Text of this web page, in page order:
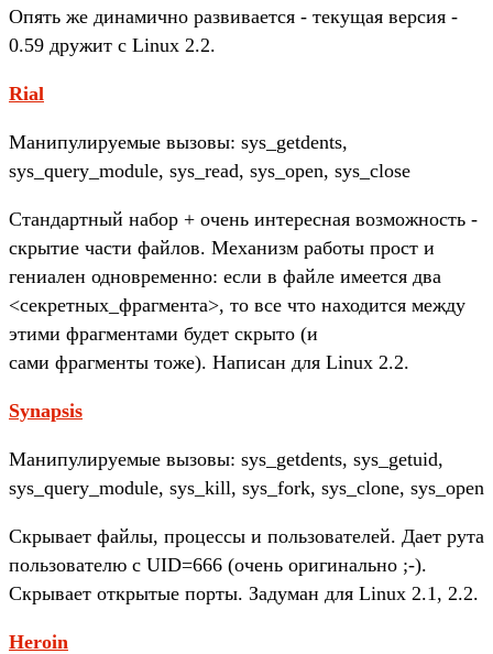
Опять же динамично развивается - текущая версия -
0.59 дружит с Linux 2.2.
Rial
Манипулируемые вызовы: sys_getdents,
sys_query_module, sys_read, sys_open, sys_close
Стандартный набор + очень интересная возможность -
скрытие части файлов. Механизм работы прост и
гениален одновременно: если в файле имеется два
<секретных_фрагмента>, то все что находится между
этими фрагментами будет скрыто (и
сами фрагменты тоже). Написан для Linux 2.2.
Synapsis
Манипулируемые вызовы: sys_getdents, sys_getuid,
sys_query_module, sys_kill, sys_fork, sys_clone, sys_open
Скрывает файлы, процессы и пользователей. Дает рута
пользователю с UID=666 (очень оригинально ;-).
Скрывает открытые порты. Задуман для Linux 2.1, 2.2.
Heroin